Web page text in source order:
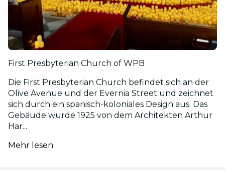
First Presbyterian Church of WPB
Die First Presbyterian Church befindet sich an der
Olive Avenue und der Evernia Street und zeichnet
sich durch ein spanisch-koloniales Design aus. Das
Gebäude wurde 1925 von dem Architekten Arthur
Har...
Mehr lesen